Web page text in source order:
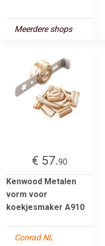
Meerdere shops
€ 57.90
Kenwood Metalen
vorm voor
koekjesmaker A910
Conrad NL